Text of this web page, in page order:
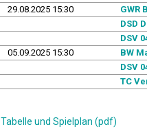
29.08.2025 15:30
GWR
DSD
DSV
05.09.2025 15:30
BW
DSV
TC
Tabelle und Spielplan (pdf)